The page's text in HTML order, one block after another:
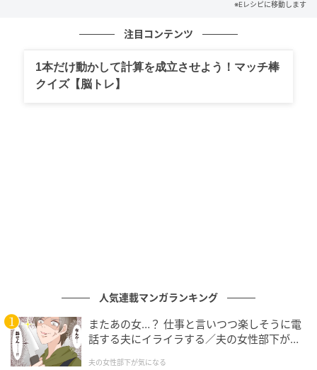
【下準備】
※Eレシピに移動します
注目コンテンツ
1本だけ動かして計算を成立させよう！マッチ棒
クイズ【脳トレ】
人気連載マンガランキング
またあの女…？ 仕事と言いつつ楽しそうに電
話する夫にイライラする／夫の女性部下が気
夫の女性部下が気になる